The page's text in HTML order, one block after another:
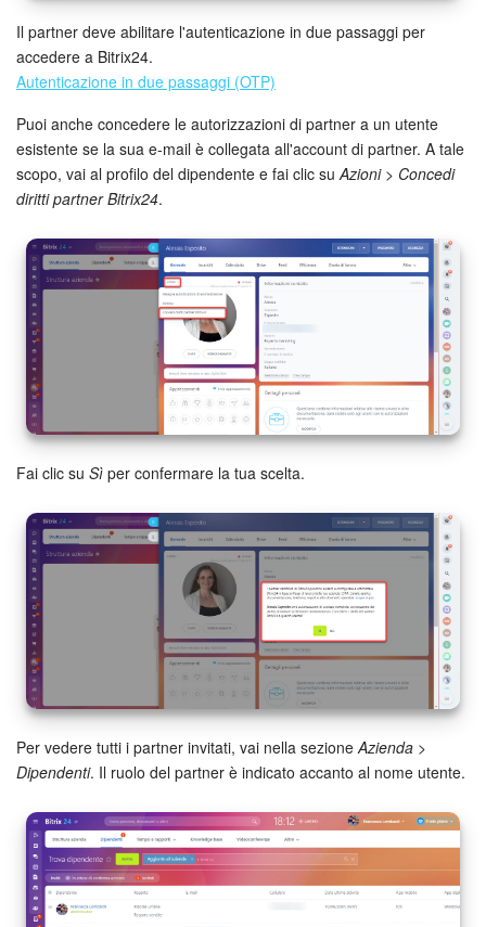
Il partner deve abilitare l'autenticazione in due passaggi per
accedere a Bitrix24.
Autenticazione in due passaggi (OTP)
Puoi anche concedere le autorizzazioni di partner a un utente
esistente se la sua e-mail è collegata all'account di partner. A tale
scopo, vai al profilo del dipendente e fai clic suAzioni> Concedi
diritti partner Bitrix24.
Fai clic su Sì per confermare la tua scelta.
Per vedere tutti i partner invitati, vai nella sezioneAzienda >
Dipendenti. Il ruolo del partner è indicato accanto al nome utente.